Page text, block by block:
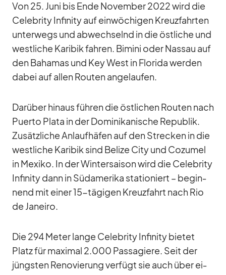
Von 25. Juni bis Ende No­vem­ber 2022 wird die
Ce­le­brity In­fi­nity auf ein­wö­chi­gen Kreuz­fahr­ten
un­ter­wegs und ab­wech­selnd in die öst­li­che und
west­li­che Ka­ri­bik fah­ren. Bi­mini oder Nas­sau auf
den Ba­ha­mas und Key West in Flo­rida wer­den
da­bei auf al­len Rou­ten an­ge­lau­fen.
Dar­über hin­aus füh­ren die öst­li­chen Rou­ten nach
Pu­erto Plata in der Do­mi­ni­ka­ni­sche Re­pu­blik.
Zu­sätz­li­che An­lauf­hä­fen auf den Stre­cken in die
west­li­che Ka­ri­bik sind Be­lize City und Co­zu­mel
in Me­xiko. In der Win­ter­sai­son wird die Ce­le­brity
In­fi­nity dann in Süd­ame­rika sta­tio­niert – be­gin­
nend mit ei­ner 15-tä­gi­gen Kreuz­fahrt nach Rio
de Ja­neiro.
Die 294 Me­ter lange Ce­le­brity In­fi­nity bie­tet
Platz für ma­xi­mal 2.000 Pas­sa­giere. Seit der
jüngs­ten Re­no­vie­rung ver­fügt sie auch über ei­